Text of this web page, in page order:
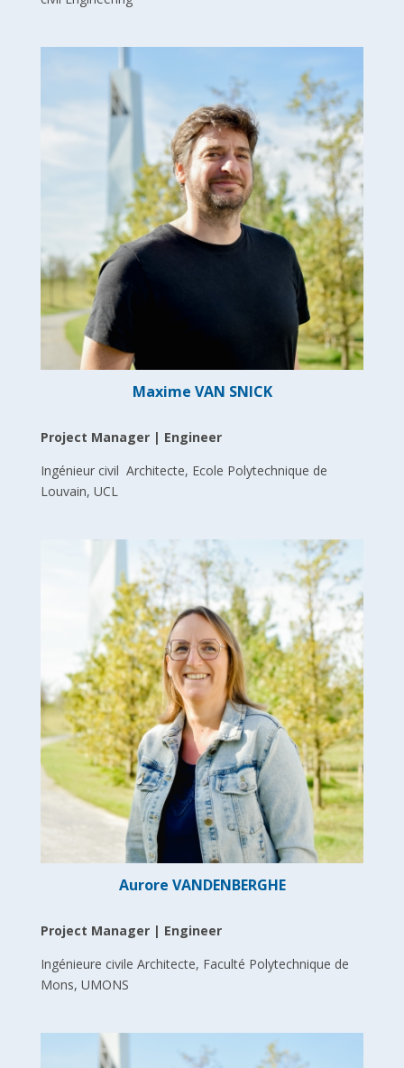
Maxime VAN SNICK
Project Manager | Engineer
Ingénieur civil Architecte, Ecole Polytechnique de
Louvain, UCL
Aurore VANDENBERGHE
Project Manager | Engineer
Ingénieure civile Architecte, Faculté Polytechnique de
Mons, UMONS